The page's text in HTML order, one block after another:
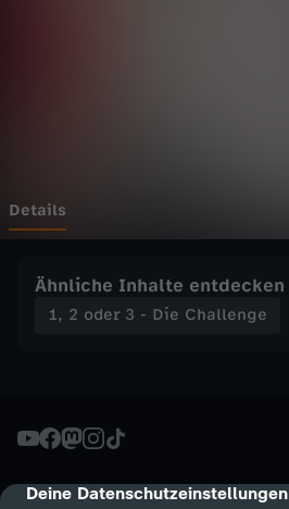
cmp-dialog-description
Deine Datenschutzeinstellungen
C
a
l
e
Details
Ähnliche Inhalte entdecken
1, 2 oder 3 - Die Challenge